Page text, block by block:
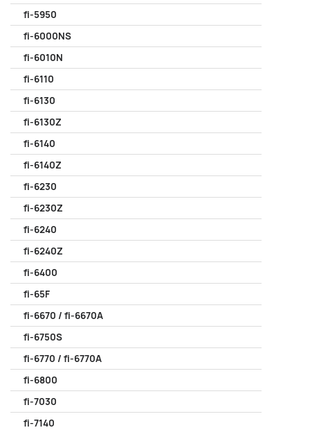
fi-5950
fi-6000NS
fi-6010N
fi-6110
fi-6130
fi-6130Z
fi-6140
fi-6140Z
fi-6230
fi-6230Z
fi-6240
fi-6240Z
fi-6400
fi-65F
fi-6670 / fi-6670A
fi-6750S
fi-6770 / fi-6770A
fi-6800
fi-7030
fi-7140